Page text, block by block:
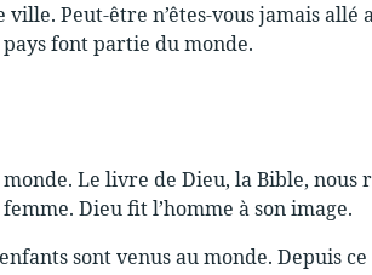
ville. Peut-être n’êtes-vous jamais
font partie du monde.
Le livre de Dieu, la Bible,
Dieu fit l’homme à son image.
sont venus au monde. Depuis